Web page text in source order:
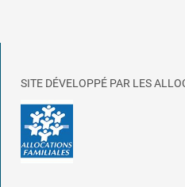
SITE DÉVELOPPÉ PAR LES